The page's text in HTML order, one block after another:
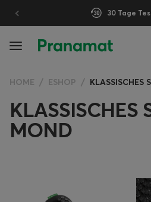
30 Tage
HOME ESHOP KLASSISCHES
KLASSISCHES
MOND